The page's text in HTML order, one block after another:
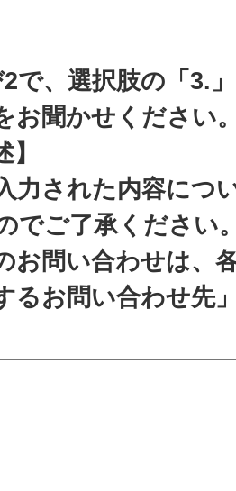
で、選択肢の「3.
お聞かせください
】
力された内容につ
でご了承ください
お問い合わせは、
るお問い合わせ先